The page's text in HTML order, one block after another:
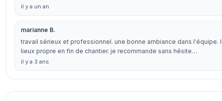
il y a un an
marianne B.
travail sérieux et professionnel. une bonne ambiance dans l'équipe.
lieux propre en fin de chantier. je recommande sans hésite…
il y a 3 ans